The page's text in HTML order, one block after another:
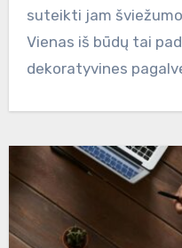
suteikti jam
Vienas iš būdų tai
dekoratyvines